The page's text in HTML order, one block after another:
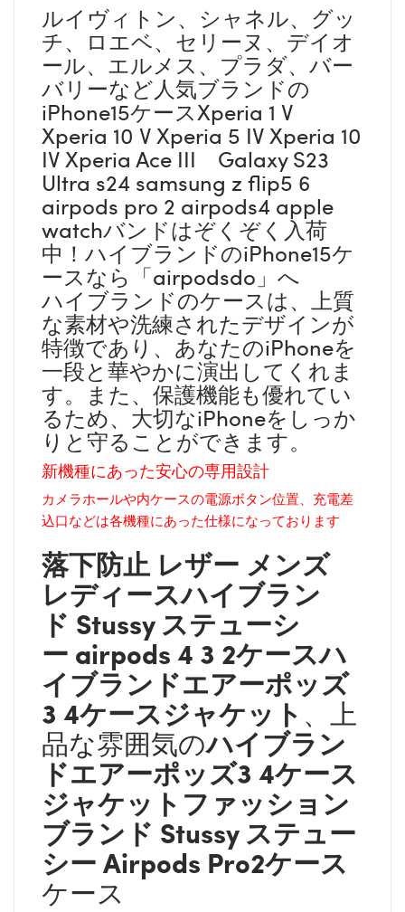
ルイヴィトン、シャネル、グッ
チ、ロエベ、セリーヌ、デイオ
ール、エルメス、プラダ、バー
バリーなど人気ブランドの
iPhone15ケースXperia 1 V
Xperia 10 V Xperia 5 IV Xperia 10
IV Xperia Ace III Galaxy S23
Ultra s24 samsung z flip5 6
airpods pro 2 airpods4 apple
watchバンドはぞくぞく入荷
中！ハイブランドのiPhone15ケ
ースなら「airpodsdo」へ
ハイブランドのケースは、上質
な素材や洗練されたデザインが
特徴であり、あなたのiPhoneを
一段と華やかに演出してくれま
す。また、保護機能も優れてい
るため、大切なiPhoneをしっか
りと守ることができます。
新機種にあった安心の専用設計
カメラホールや内ケースの電源ボタン位置、充電差
込口などは各機種にあった仕様になっております
落下防止 レザー メンズ
レディースハイブラン
ド Stussy ステューシ
ー airpods 4 3 2ケースハ
イブランドエアーポッズ
3 4ケースジャケット 、上
品な雰囲気のハイブラン
ドエアーポッズ3 4ケース
ジャケットファッション
ブランド Stussy ステュー
シーAirpods Pro2ケース
ケース